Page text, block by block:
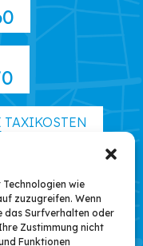
wie
zuzugreifen. Wenn
das Surfverhalten oder
Zustimmung nicht
Funktionen